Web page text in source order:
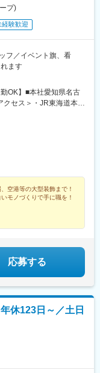
プ)
経験歓迎
フ／イベント旗、看
ます
OK】■本社愛知県名古
セス＞・JR東海道本線
山王駅』徒歩10分・各
内全面禁煙
空港等の大型装飾まで！
モノづくりで手に職を！
応募する
休123日～／土日